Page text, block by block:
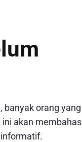
banyak orang yang
akan membahas